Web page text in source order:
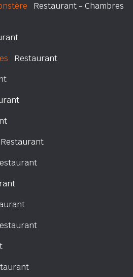
Restaurant - Chambres
Restaurant
Restaurant